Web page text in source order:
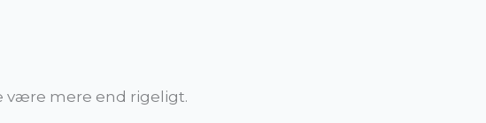
være mere end rigeligt.